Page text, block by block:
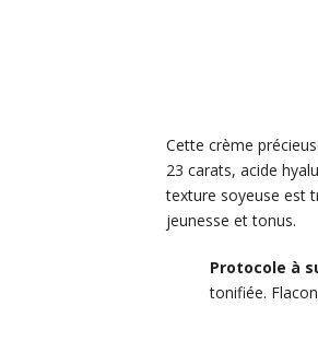
Cette crème
23 carats, acide
texture soyeuse est
jeunesse et tonus.
Protocole à
tonifiée.